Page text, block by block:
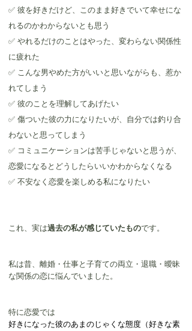
✅ 彼を好きだけど、このまま好きでいて幸せにな
れるのかわからないとも思う
✅ やれるだけのことはやった、変わらない関係性
に疲れた
✅ こんな男やめた方がいいと思いながらも、惹か
れてしまう
✅ 彼のことを理解してあげたい
✅ 傷ついた彼の力になりたいが、自分では釣り合
わないと思ってしまう
✅ コミュニケーションは苦手じゃないと思うが、
恋愛になるとどうしたらいいかわからなくなる
✅ 不安なく恋愛を楽しめる私になりたい
これ、実は過去の私が感じていたものです。
私は昔、離婚・仕事と子育ての両立・退職・曖昧
な関係の恋に悩んでいました。
特に恋愛では
好きになった彼のあまのじゃくな態度（好きな素